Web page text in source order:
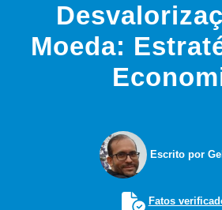
Moeda:
Escrito por
Fatos